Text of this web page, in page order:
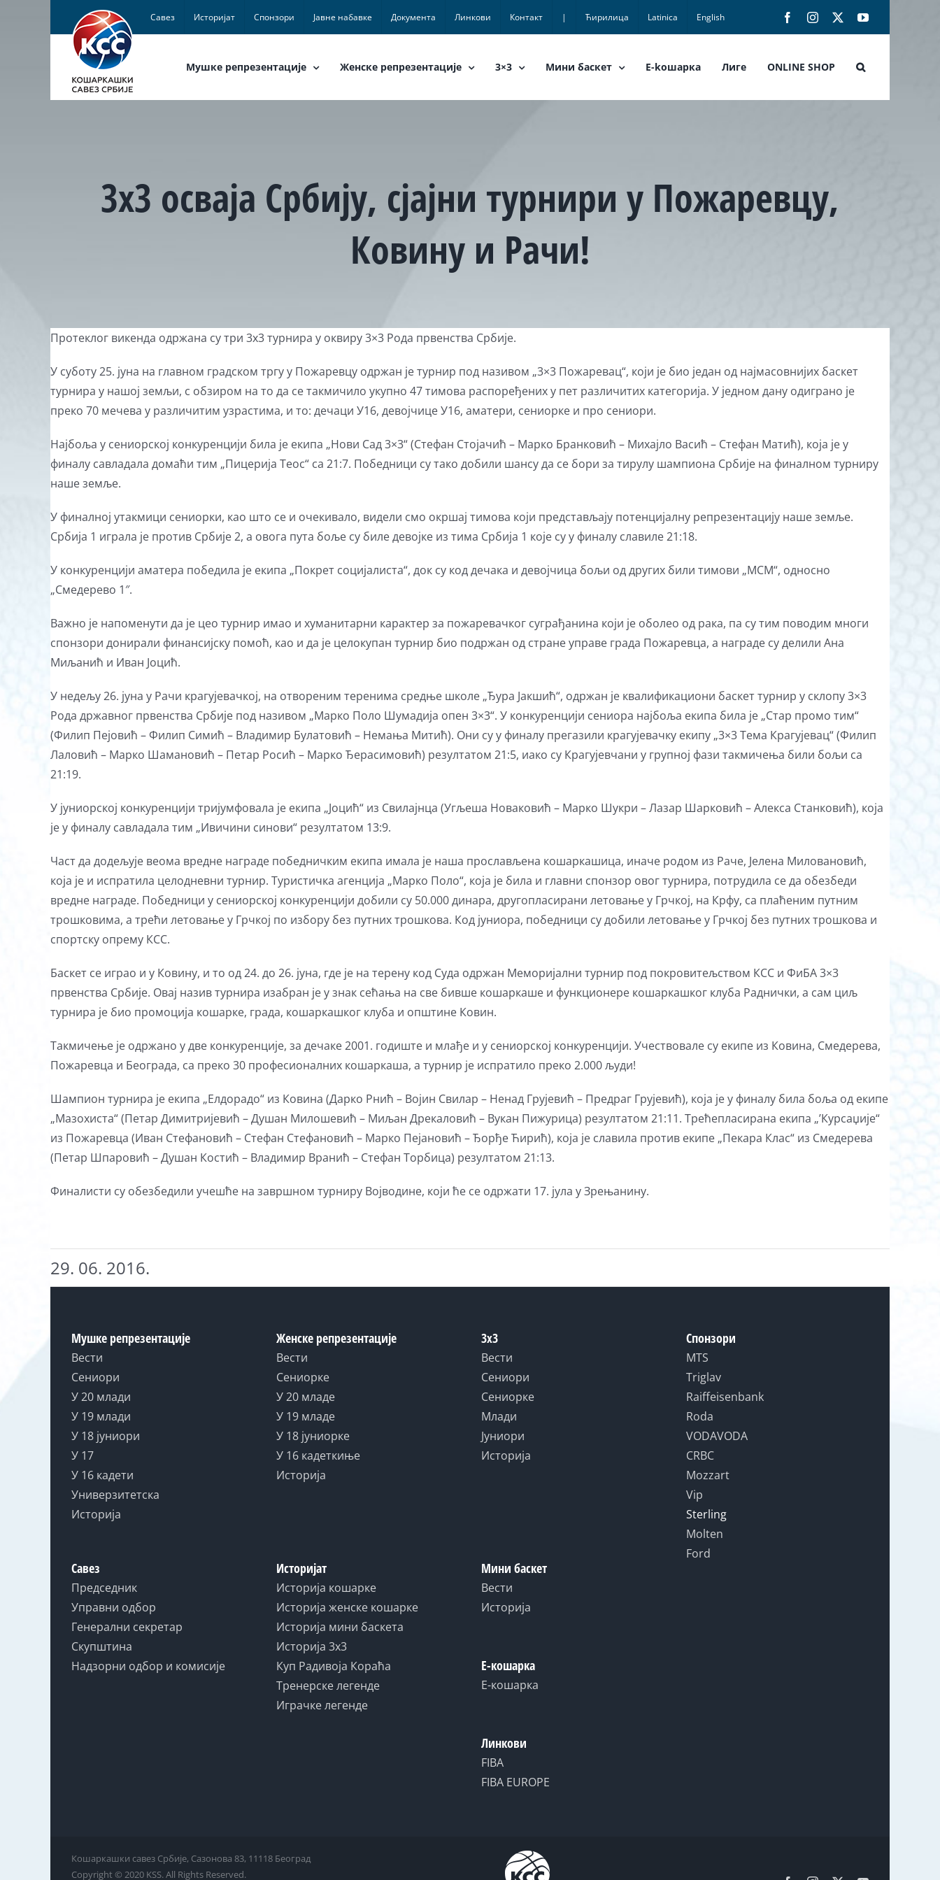
Савез Историјат Спонзори Јавне набавке Документа Линкови Контакт | Ћирилица Latinica English FacebookInstagram YouTube
Мушке репрезентације Женске репрезентације 3×3 Мини баскет E-koшарка Лиге ONLINE SHOP
3х3 осваја Србију, сјајни турнири у Пожаревцу,
Ковину и Рачи!
View
Image
Протеклог викенда одржана су три 3х3 турнира у оквиру 3×3 Рода првенства Србије.
У суботу 25. јуна на главном градском тргу у Пожаревцу одржан је турнир под називом „3×3 Пожаревац“, који је био један од најмасовнијих баскет
турнира у нашој земљи, с обзиром на то да се такмичило укупно 47 тимова распоређених у пет различитих категорија. У једном дану одиграно је
преко 70 мечева у различитим узрастима, и то: дечаци У16, девојчице У16, аматери, сениорке и про сениори.
Најбоља у сениорској конкуренцији била је екипа „Нови Сад 3×3“ (Стефан Стојачић – Марко Бранковић – Михајло Васић – Стефан Матић), која је у
финалу савладала домаћи тим „Пицерија Теос“ са 21:7. Победници су тако добили шансу да се бори за тирулу шампиона Србије на финалном турниру
наше земље.
У финалној утакмици сениорки, као што се и очекивало, видели смо окршај тимова који представљају потенцијалну репрезентацију наше земље.
Србија 1 играла је против Србије 2, а овога пута боље су биле девојке из тима Србија 1 које су у финалу славиле 21:18.
У конкуренцији аматера победила је екипа „Покрет социјалиста“, док су код дечака и девојчица бољи од других били тимови „МСМ“, односно
„Смедерево 1″.
Важно је напоменути да је цео турнир имао и хуманитарни карактер за пожаревачког суграђанина који је оболео од рака, па су тим поводим многи
спонзори донирали финансијску помоћ, као и да је целокупан турнир био подржан од стране управе града Пожаревца, а награде су делили Ана
Миљанић и Иван Јоцић.
У недељу 26. јуна у Рачи крагујевачкој, на отвореним теренима средње школе „Ђура Јакшић“, одржан је квалификациони баскет турнир у склопу 3×3
Рода државног првенства Србије под називом „Марко Поло Шумадија опен 3×3“. У конкуренцији сениора најбоља екипа била је „Стар промо тим“
(Филип Пејовић – Филип Симић – Владимир Булатовић – Немања Митић). Они су у финалу прегазили крагујевачку екипу „3×3 Тема Крагујевац“ (Филип
Лаловић – Марко Шамановић – Петар Росић – Марко Ђерасимовић) резултатом 21:5, иако су Крагујевчани у групној фази такмичења били бољи са
21:19.
У јуниорској конкуренцији тријумфовала је екипа „Јоцић“ из Свилајнца (Угљеша Новаковић – Марко Шукри – Лазар Шарковић – Алекса Станковић), која
је у финалу савладала тим „Ивичини синови“ резултатом 13:9.
Част да додељује веома вредне награде победничким екипа имала је наша прослављена кошаркашица, иначе родом из Раче, Јелена Миловановић,
која је и испратила целодневни турнир. Туристичка агенција „Марко Поло“, која је била и главни спонзор овог турнира, потрудила се да обезбеди
вредне награде. Победници у сениорској конкуренцији добили су 50.000 динара, другопласирани летовање у Грчкој, на Крфу, са плаћеним путним
трошковима, а трећи летовање у Грчкој по избору без путних трошкова. Код јуниора, победници су добили летовање у Грчкој без путних трошкова и
спортску опрему КСС.
Баскет се играо и у Ковину, и то од 24. до 26. јуна, где је на терену код Суда одржан Меморијални турнир под покровитељством КСС и ФиБА 3×3
првенства Србије. Овај назив турнира изабран је у знак сећања на све бивше кошаркаше и функционере кошаркашког клуба Раднички, а сам циљ
турнира је био промоција кошарке, града, кошаркашког клуба и општине Ковин.
Такмичење је одржано у две конкуренције, за дечаке 2001. годиште и млађе и у сениорској конкуренцији. Учествовале су екипе из Ковина, Смедерева,
Пожаревца и Београда, са преко 30 професионалних кошаркаша, а турнир је испратило преко 2.000 људи!
Шампион турнира је екипа „Елдорадо“ из Ковина (Дарко Рнић – Војин Свилар – Ненад Грујевић – Предраг Грујевић), која је у финалу била боља од екипе
„Мазохиста“ (Петар Димитријевић – Душан Милошевић – Миљан Дрекаловић – Вукан Пижурица) резултатом 21:11. Трећепласирана екипа „’Курсаџије“
из Пожаревца (Иван Стефановић – Стефан Стефановић – Марко Пејановић – Ђорђе Ћирић), која је славила против екипе „Пекара Клас“ из Смедерева
(Петар Шпаровић – Душан Костић – Владимир Вранић – Стефан Торбица) резултатом 21:13.
Финалисти су обезбедили учешће на завршном турниру Војводине, који ће се одржати 17. јула у Зрењанину.
29. 06. 2016.
Мушке репрезентације
Вести
Сениори
У 20 млади
У 19 млади
У 18 јуниори
У 17
У 16 кадети
Универзитетска
Историја
Савез
Председник
Управни одбор
Генерални секретар
Скупштина
Надзорни одбор и комисије
Женске репрезентације
Вести
Сениорке
У 20 младе
У 19 младе
У 18 јуниорке
У 16 кадеткиње
Историја
Историјат
Историја кошарке
Историја женске кошарке
Историја мини баскета
Историја 3x3
Куп Радивоја Кораћа
Тренерске легенде
Играчке легенде
3x3
Вести
Сениори
Сениорке
Млади
Јуниори
Историја
Мини баскет
Вести
Историја
Е-кошарка
Е-кошарка
Линкови
FIBA
FIBA EUROPE
Спонзори
MTS
Triglav
Raiffeisenbank
Roda
VODAVODA
CRBC
Mozzart
Vip
Sterling
Molten
Ford
Кошаркашки савез Србије, Сазонова 83, 11118 Београд
Copyright © 2020 KSS. All Rights Reserved.